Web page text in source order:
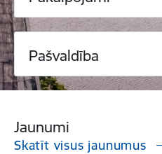
Pašvaldība
Jaunumi
Skatīt visus jaunumus